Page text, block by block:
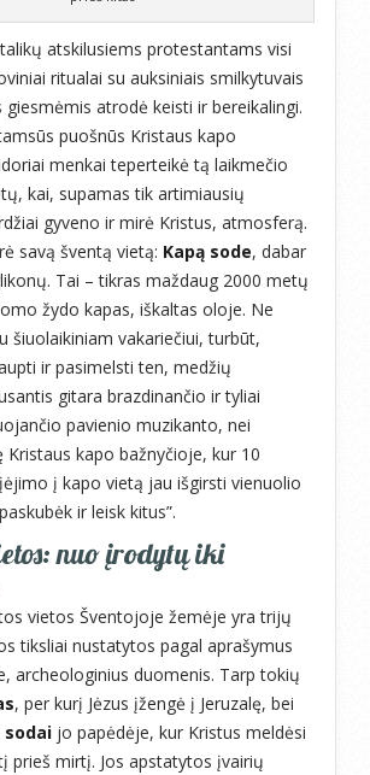
atskilusiems protestantams visi
ritualai su auksiniais smilkytuvais
giesmėmis atrodė keisti ir bereikalingi.
puošnūs Kristaus kapo
menkai teperteikė tą laikmečio
kai, supamas tik artimiausių
gyveno ir mirė Kristus, atmosferą.
savą šventą vietą: Kapą sode, dabar
Tai – tikras maždaug 2000 metų
žydo kapas, iškaltas oloje. Ne
šiuolaikiniam vakariečiui, turbūt,
ir pasimelsti ten, medžių
gitara brazdinančio ir tyliai
pavienio muzikanto, nei
Kristaus kapo bažnyčioje, kur 10
į kapo vietą jau išgirsti vienuolio
ir leisk kitus”.
nuo įrodytų iki
vietos Šventojoje žemėje yra trijų
tiksliai nustatytos pagal aprašymus
archeologinius duomenis. Tarp tokių
, per kurį Jėzus įžengė į Jeruzalę, bei
sodai jo papėdėje, kur Kristus meldėsi
prieš mirtį. Jos apstatytos įvairių